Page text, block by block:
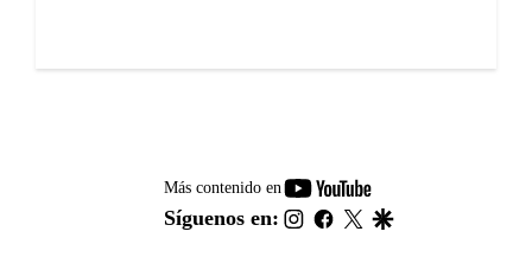
Más contenido en
youtube-
footer
Síguenos en: instagram
facebook
twitter